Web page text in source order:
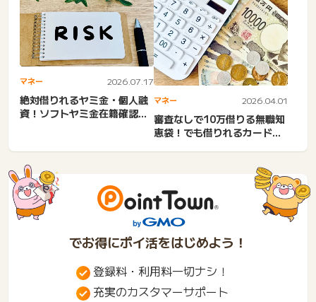
人...
マネー 2026.07.17
絶対借りれるヤミ金・個人融
資！ソフトヤミ金在籍確認な
マネー 2026.04.01
審査なしで10万借りる無職知
恵袋！でも借りれるカードロ
でお得にポイ活をはじめよう！
登録料・利用料一切ナシ！
充実のカスタマーサポート